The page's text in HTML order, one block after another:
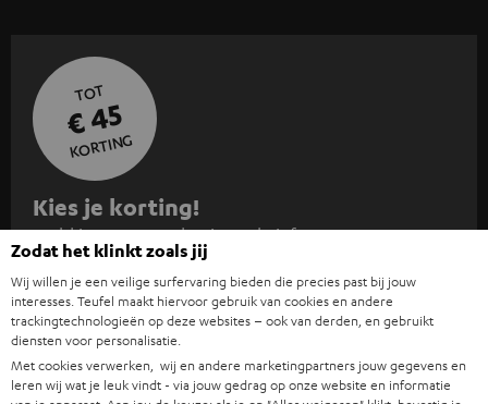
TOT
€ 45
KORTING
A
a
n
m
e
l
Kies je korting!
Meld je aan voor de nieuwsbrief en ontvang een
welkomstkado tot € 45
EMAIL
WIDGET
Zodat het klinkt zoals jij
Wij willen je een veilige surfervaring bieden die precies past bij jouw
interesses. Teufel maakt hiervoor gebruik van cookies en andere
trackingtechnologieën op deze websites – ook van derden, en gebruikt
diensten voor personalisatie.
Met cookies verwerken, wij en andere marketingpartners jouw gegevens en
leren wij wat je leuk vindt - via jouw gedrag op onze website en informatie